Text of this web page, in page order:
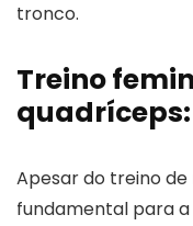
tronco.
Treino
quadríceps:
Apesar do treino
fundamental para